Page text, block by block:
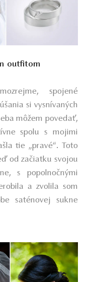
outfitom
spojené
si vysnívaných
môžem povedať,
spolu s mojimi
tie „pravé“. Toto
od začiatku svojou
s popolnočnými
a zvolila som
saténovej sukne